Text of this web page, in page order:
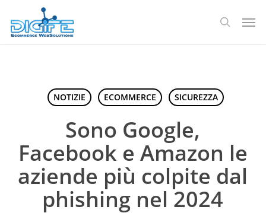
contenuto
ricerca
NOTIZIE ECOMMERCE SICUREZZA
Sono Google,
Facebook e Amazon le
aziende più colpite dal
phishing nel 2024